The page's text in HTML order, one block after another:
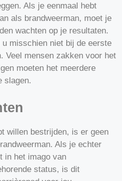
Als je eenmaal hebt
als brandweerman, moet je
wachten op je resultaten.
misschien niet bij de eerste
Veel mensen zakken voor het
moeten het meerdere
slagen.
willen bestrijden, is er geen
Als je echter
in het imago van
status, is dit